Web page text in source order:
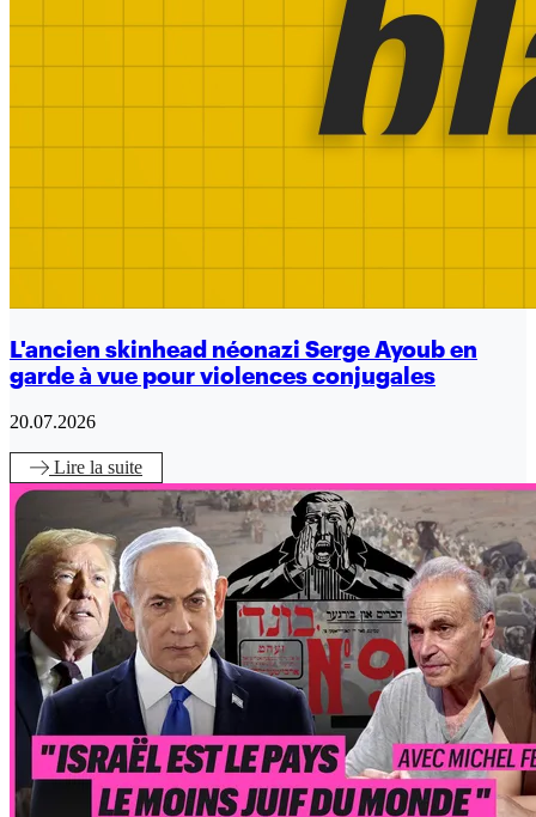
L'ancien skinhead néonazi Serge Ayoub en
garde à vue pour violences conjugales
20.07.2026
Lire la suite